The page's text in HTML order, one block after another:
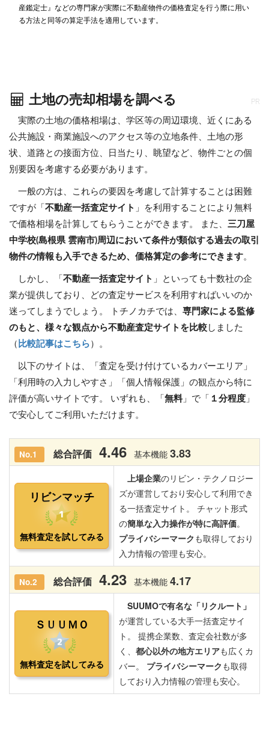
産鑑定士』などの専門家が実際に不動産物件の価格査定を行う際に用い
る方法と同等の算定手法を適用しています。
土地の売却相場を調べる PR
実際の土地の価格相場は、学区等の周辺環境、近くにある
公共施設・商業施設へのアクセス等の立地条件、土地の形
状、道路との接面方位、日当たり、眺望など、物件ごとの個
別要因を考慮する必要があります。
一般の方は、これらの要因を考慮して計算することは困難
ですが「 不動産一括査定サイト 」を利用することにより無料
で価格相場を計算してもらうことができます。 また、 三刀屋
中学校(島根県 雲南市)周辺において条件が類似する過去の取引
物件の情報も入手できるため、価格算定の参考にできます。
しかし、「 不動産一括査定サイト 」といっても十数社の企
業が提供しており、どの査定サービスを利用すればいいのか
迷ってしまうでしょう。 トチノカチでは、 専門家による監修
のもと、様々な観点から不動産査定サイトを比較 しました
（ 比較記事はこちら ）。
以下のサイトは、「査定を受け付けているカバーエリア」
「利用時の入力しやすさ」「個人情報保護」の観点から特に
評価が高いサイトです。 いずれも、「 無料」で「 １分程度 」
で安心してご利用いただけます。